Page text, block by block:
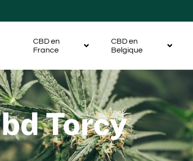
CBD en
France
CBD en
Belgique
Torcy